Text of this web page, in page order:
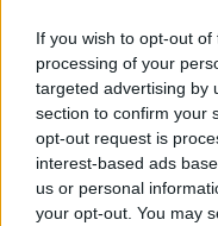
If you wish to opt-out
processing of your
targeted advertising by
section to confirm your
opt-out request is
interest-based ads
us or personal
your opt-out. You may